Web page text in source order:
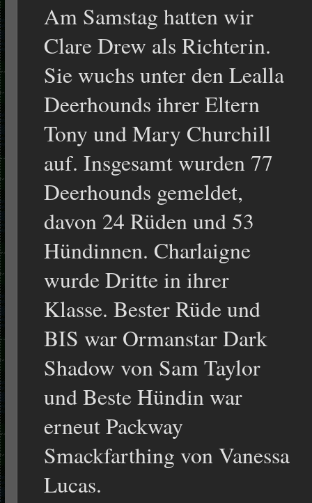
Am Samstag hatten wir
Clare Drew als Richterin.
Sie wuchs unter den Lealla
Deerhounds ihrer Eltern
Tony und Mary Churchill
auf. Insgesamt wurden 77
Deerhounds gemeldet,
davon 24 Rüden und 53
Hündinnen. Charlaigne
wurde Dritte in ihrer
Klasse. Bester Rüde und
BIS war Ormanstar Dark
Shadow von Sam Taylor
und Beste Hündin war
erneut Packway
Smackfarthing von Vanessa
Lucas.